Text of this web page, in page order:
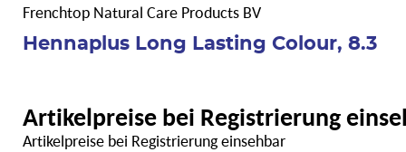
Frenchtop Natural Care Products BV
Hennaplus Long Lasting Colour, 8.3
Artikelpreise bei Registrierung
Artikelpreise bei Registrierung einsehbar